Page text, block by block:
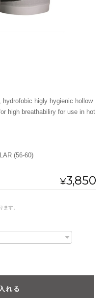
higly hygienic hollow
high breathabiliry for use in hot
(56-60)
¥3,850
す。